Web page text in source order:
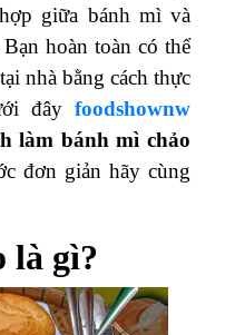
giữa bánh mì và
hoàn toàn có thể
nhà bằng cách thực
đây foodshownw
làm bánh mì chảo
đơn giản hãy cùng
là gì?